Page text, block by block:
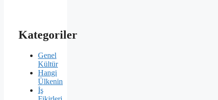
Kategoriler
Genel
Kültür
Hangi
Ülkenin
İş